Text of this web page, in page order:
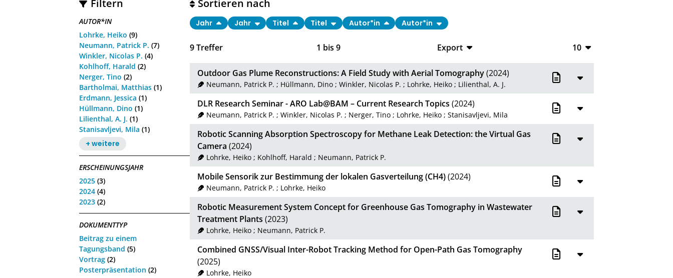
Filtern
AUTOR*IN
Lohrke, Heiko (9)
Neumann, Patrick P. (7)
Winkler, Nicolas P. (4)
Kohlhoff, Harald (2)
Nerger, Tino (2)
Bartholmai, Matthias (1)
Erdmann, Jessica (1)
Hüllmann, Dino (1)
Lilienthal, A. J. (1)
Stanisavljevi, Mila (1)
+ weitere
ERSCHEINUNGSJAHR
2025 (3)
2024 (4)
2023 (2)
DOKUMENTTYP
Beitrag zu einem
Tagungsband (5)
Vortrag (2)
Posterpräsentation (2)
9Treffer 1 bis 9
Export
CSV
RIS
XML
10
10
20
100
Sortieren nach
Jahr Jahr Titel Titel Autor*in Autor*in
Outdoor Gas Plume Reconstructions: A Field Study with Aerial Tomography(2024)
Neumann, Patrick P. ; Hüllmann, Dino ;Winkler, Nicolas P. ; Lohrke, Heiko ; Lilienthal, A. J.
DLR Research Seminar - ARO Lab@BAM – Current Research Topics (2024)
Neumann, Patrick P. ;Winkler, Nicolas P. ; Nerger, Tino ; Lohrke, Heiko ;Stanisavljevi, Mila
Robotic Scanning Absorption Spectroscopy for Methane Leak Detection: the Virtual Gas
Camera (2024)
Lohrke, Heiko ; Kohlhoff, Harald ; Neumann, Patrick P.
Mobile Sensorik zur Bestimmung der lokalen Gasverteilung (CH4)(2024)
Neumann, Patrick P. ; Lohrke, Heiko
Robotic Measurement System Concept for Greenhouse Gas Tomography in Wastewater
Treatment Plants (2023)
Lohrke, Heiko ; Neumann, Patrick P.
Combined GNSS/Visual Inter-Robot Tracking Method for Open-Path Gas Tomography
(2025)
Lohrke, Heiko